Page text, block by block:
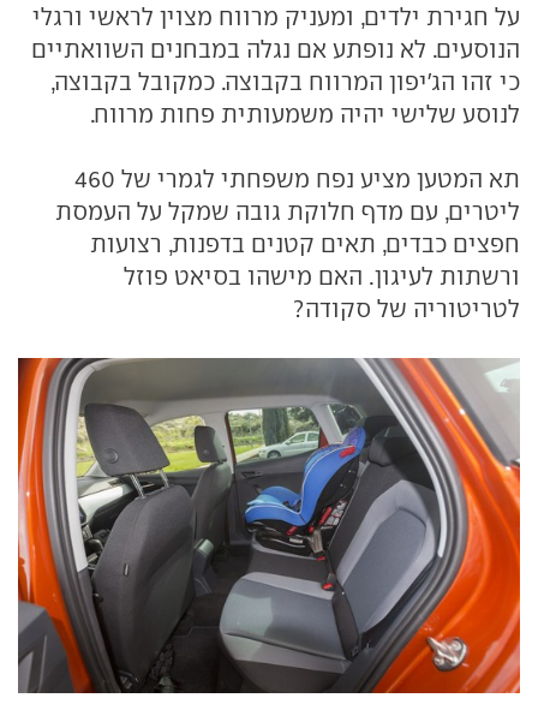
על חגירת ילדים, ומעניק מרווח מצוין לראשי ורגלי
הנוסעים. לא נופתע אם נגלה במבחנים השוואתיים
כי זהו הג'יפון המרווח בקבוצה. כמקובל בקבוצה,
לנוסע שלישי יהיה משמעותית פחות מרווח.
תא המטען מציע נפח משפחתי לגמרי של 460
ליטרים, עם מדף חלוקת גובה שמקל על העמסת
חפצים כבדים, תאים קטנים בדפנות, רצועות
ורשתות לעיגון. האם מישהו בסיאט פוזל
לטריטוריה של סקודה?